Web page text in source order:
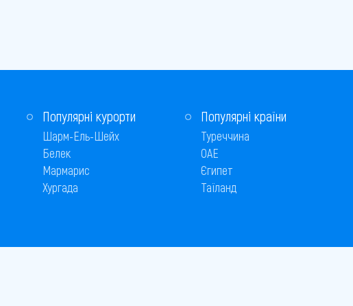
Популярні курорти
Шарм-Ель-Шейх
Белек
Мармарис
Хургада
Популярні країни
Туреччина
ОАЕ
Єгипет
Таїланд